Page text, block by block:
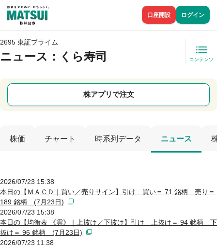
口座開設 ログイン
2695 東証プライム
ニュース ：くら寿司 コンテンツ
株アプリで注文
株価 チャート 時系列データ ニュース
2026/07/23 15:38
本日の【ＭＡＣＤ｜買い／売りサイン】引け 買い＝ 71 銘柄 売り＝
189 銘柄 (7月23日)
2026/07/23 15:38
本日の【均衡表 《雲》｜上抜け／下抜け】引け 上抜け＝ 94 銘柄 下
抜け＝ 96 銘柄 (7月23日)
2026/07/23 11:38